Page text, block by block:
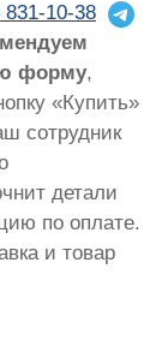
831-10-38
форму,
«Купить»
сотрудник
детали
по оплате.
и товар